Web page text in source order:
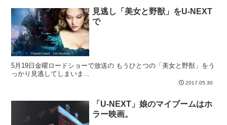
見逃し「美女と野獣」をU-NEXT
で
5月19日金曜ロードショーで放送の もうひとつの「美女と野獣」をう
っかり見逃してしまいま...
2017.05.30
「U-NEXT」娘のマイブームはホ
ラー映画。